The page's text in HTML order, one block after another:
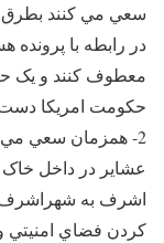
سعي مي کنند بطرق
در رابطه با پرونده
معطوف کنند و يک
حکومت امريکا دست
2- همزمان سعي مي
عشاير در داخل
اشرف به شهراشرف
کردن فضاي امنيتي